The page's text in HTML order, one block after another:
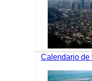
Calendario de